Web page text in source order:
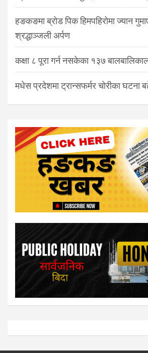
हङकङमा ब्रोड पिक हिमपहिरोमा ज्यान
श्रद्धाञ्जली अर्पण
कक्षा ८ पूरा गर्न नसकेका १३७
मधेस प्रदेशमा ट्रान्सफर्मर चोरीका घटना